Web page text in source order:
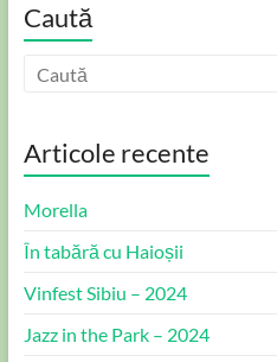
Caută
Articole recente
Morella
În tabără cu Haioșii
Vinfest Sibiu – 2024
Jazz in the Park – 2024